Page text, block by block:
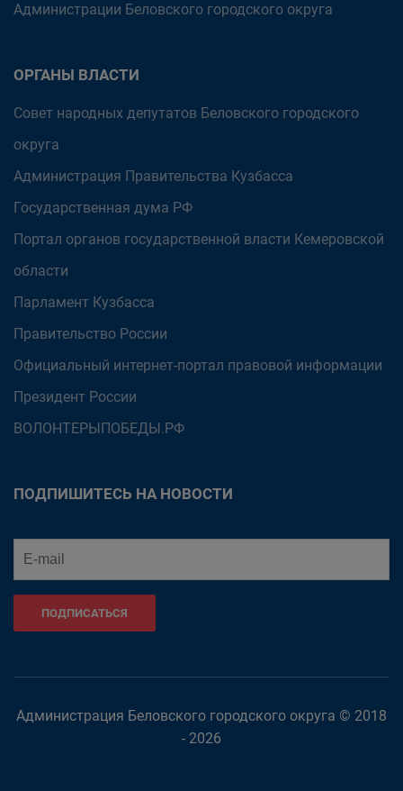
Администрации Беловского городского округа
ОРГАНЫ ВЛАСТИ
Совет народных депутатов Беловского городского
округа
Администрация Правительства Кузбасса
Государственная дума РФ
Портал органов государственной власти Кемеровской
области
Парламент Кузбасса
Правительство России
Официальный интернет-портал правовой информации
Президент России
ВОЛОНТЕРЫПОБЕДЫ.РФ
ПОДПИШИТЕСЬ НА НОВОСТИ
ПОДПИСАТЬСЯ
Администрация Беловского городского округа © 2018
- 2026